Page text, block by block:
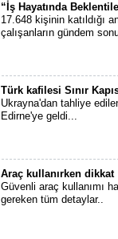
“İş Hayatında
17.648 kişinin katıldığı
çalışanların gündem
Türk kafilesi Sınır
Ukrayna'dan tahliye
Edirne'ye geldi...
Araç kullanırken dikkat
Güvenli araç kullanımı
gereken tüm detaylar..